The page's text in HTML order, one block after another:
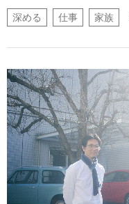
深める 仕事 家族